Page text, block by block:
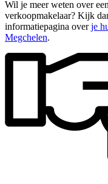
Wil je meer weten over
verkoopmakelaar? Kijk
informatiepagina overje
Megchelen.